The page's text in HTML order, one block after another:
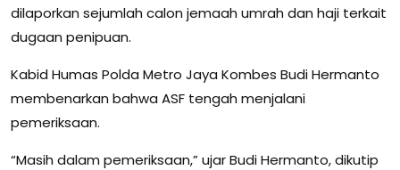
dilaporkan sejumlah calon jemaah umrah dan haji terkait
dugaan penipuan.
Kabid Humas Polda Metro Jaya Kombes Budi Hermanto
membenarkan bahwa ASF tengah menjalani
pemeriksaan.
“Masih dalam pemeriksaan,” ujar Budi Hermanto, dikutip